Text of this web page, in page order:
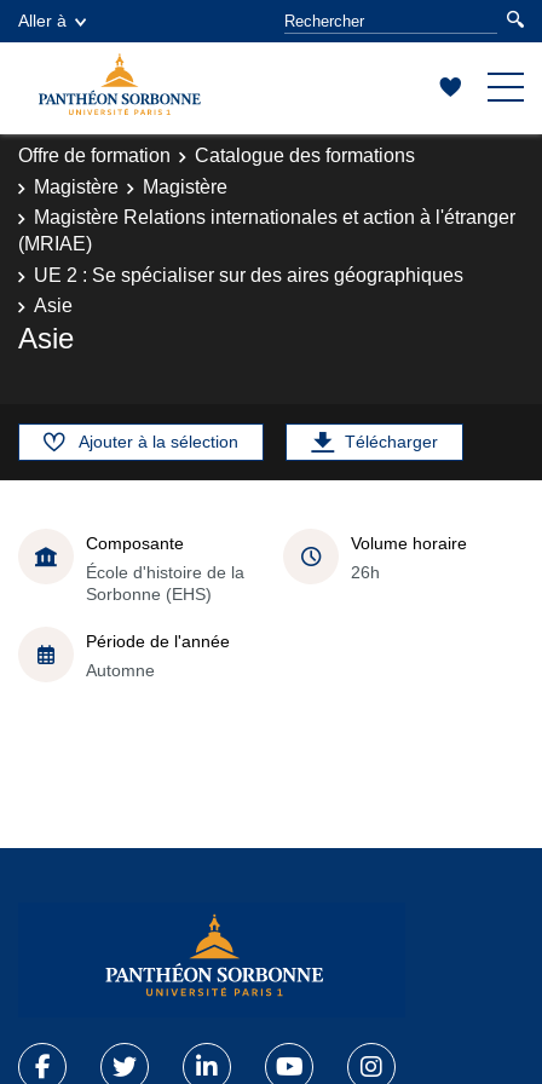
Aller à
Offre de formation
Catalogue des formations
Magistère
Magistère
Magistère Relations internationales et action à l'étranger
(MRIAE)
UE 2 : Se spécialiser sur des aires géographiques
Asie
Asie
Ajouter à la sélection Télécharger
Composante
École d'histoire de la
Sorbonne (EHS)
Volume horaire
26h
Période de l'année
Automne